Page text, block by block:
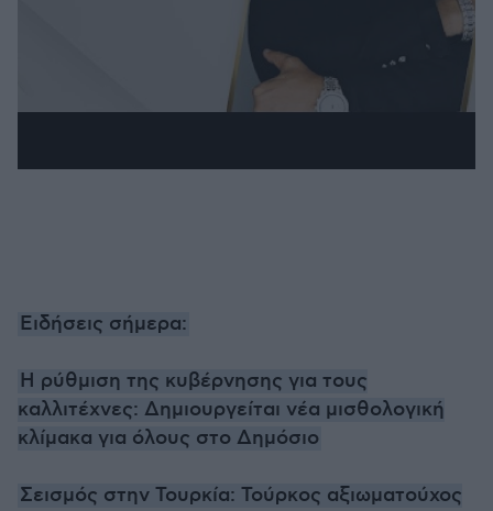
Ειδήσεις σήμερα:
Η ρύθμιση της κυβέρνησης για τους
καλλιτέχνες: Δημιουργείται νέα μισθολογική
κλίμακα για όλους στο Δημόσιο
Σεισμός στην Τουρκία: Τούρκος αξιωματούχος